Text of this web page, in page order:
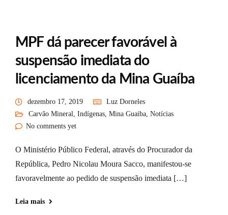
MPF dá parecer favorável à
suspensão imediata do
licenciamento da Mina Guaíba
dezembro 17, 2019
Luz Dorneles
Carvão Mineral
Indígenas Mina Guaiba Notícias
No comments yet
O Ministério Público Federal, através do Procurador da
República, Pedro Nicolau Moura Sacco, manifestou-se
favoravelmente ao pedido de suspensão imediata […]
Leia mais